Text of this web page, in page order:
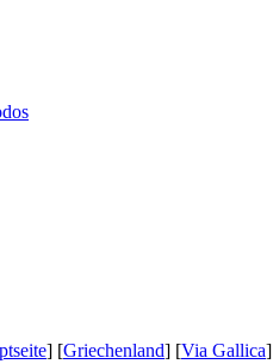
] [Griechenland] [Via Gallica]